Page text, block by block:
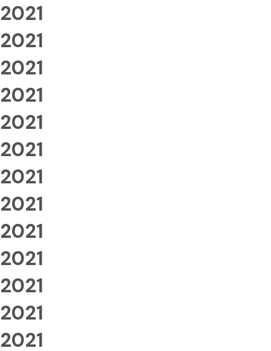
2021
2021
2021
2021
2021
2021
2021
2021
2021
2021
2021
2021
2021